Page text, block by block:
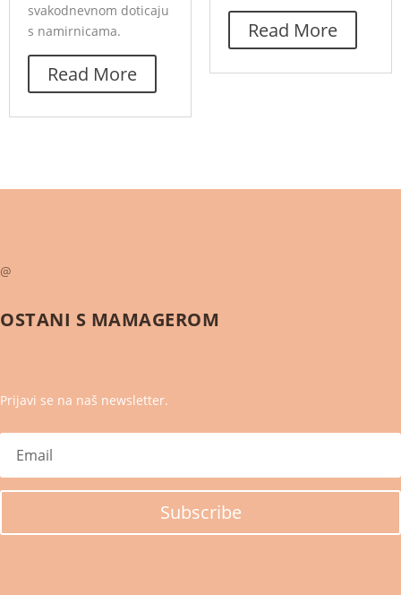
svakodnevnom doticaju
s namirnicama.
Read More
Read More
@
OSTANI S MAMAGEROM
Prijavi se na naš newsletter.
Subscribe